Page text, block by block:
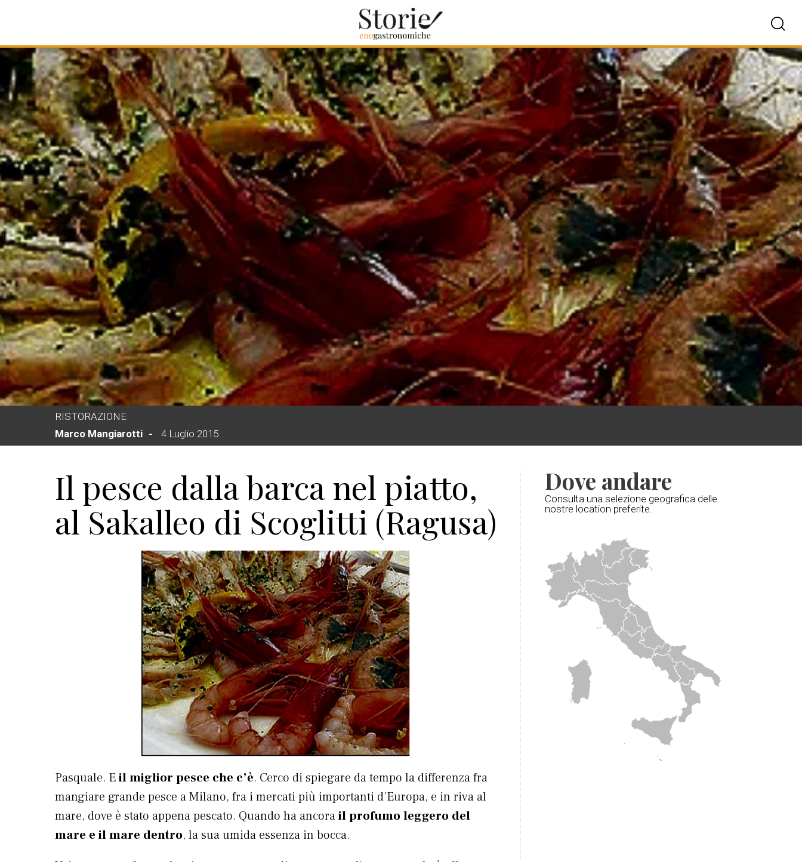
RISTORAZIONE
Marco Mangiarotti
4 Luglio 2015
Il pesce dalla barca nel piatto,
al Sakalleo di Scoglitti (Ragusa)
Pasquale. Eil miglior pesce che c’è. Cerco di spiegare da tempo la differenza fra
mangiare grande pesce a Milano, fra i mercati più importanti d’Europa, e in riva al
mare, dove è stato appena pescato. Quando ha ancorail profumo leggero del
mare e il mare dentro, la sua umida essenza in bocca.
Dove andare
Consulta una selezione geografica delle
nostre location preferite.